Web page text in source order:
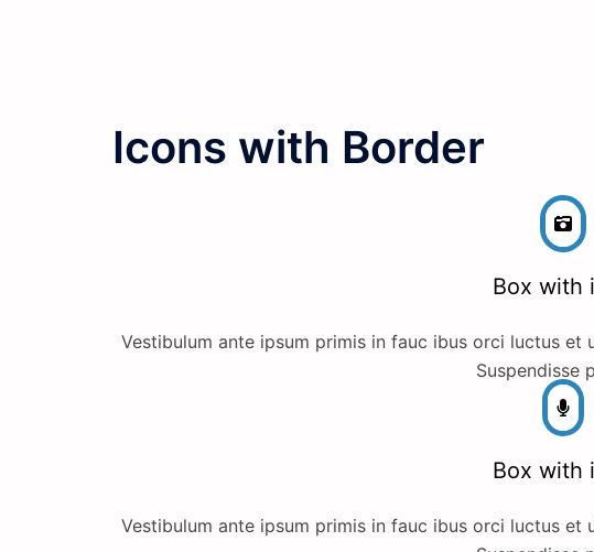
Icons with Border
Box with
Vestibulum ante ipsum primis in fauc ibus orci luctus et
Suspendisse
Box with
Vestibulum ante ipsum primis in fauc ibus orci luctus et